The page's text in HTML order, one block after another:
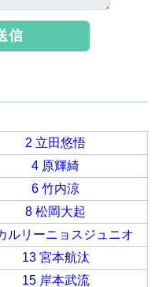
2 立田悠悟
4 原輝綺
6 竹内涼
8 松岡大起
ルリーニョスジュニオ
13 宮本航汰
15 岸本武流